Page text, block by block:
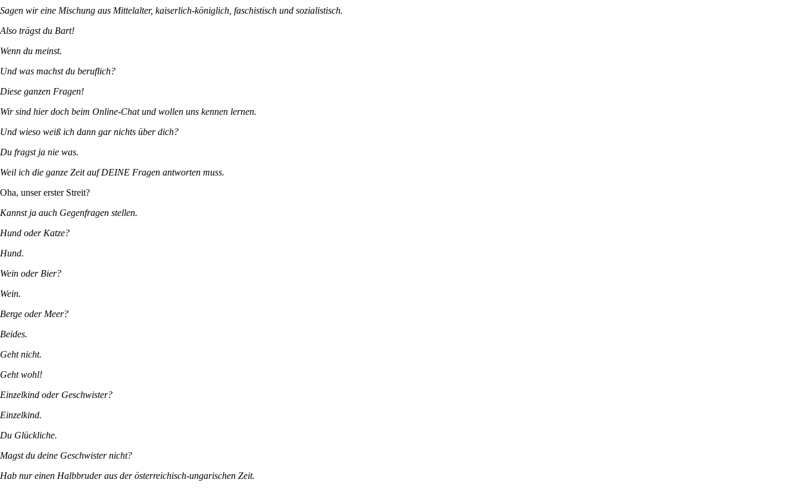
Sagen wir eine Mischung aus Mittelalter, kaiserlich-königlich, faschistisch und sozialistisch.
Also trägst du Bart!
Wenn du meinst.
Und was machst du beruflich?
Diese ganzen Fragen!
Wir sind hier doch beim Online-Chat und wollen uns kennen lernen.
Und wieso weiß ich dann gar nichts über dich?
Du fragst ja nie was.
Weil ich die ganze Zeit auf DEINE Fragen antworten muss.
Oha, unser erster Streit?
Kannst ja auch Gegenfragen stellen.
Hund oder Katze?
Hund.
Wein oder Bier?
Wein.
Berge oder Meer?
Beides.
Geht nicht.
Geht wohl!
Einzelkind oder Geschwister?
Einzelkind.
Du Glückliche.
Magst du deine Geschwister nicht?
Hab nur einen Halbbruder aus der österreichisch-ungarischen Zeit.